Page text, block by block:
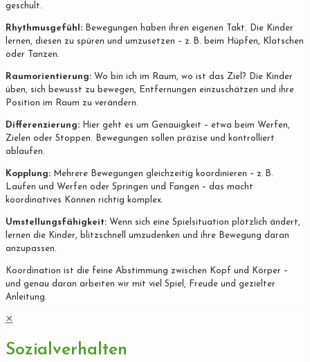
geschult.
Rhythmusgefühl: Bewegungen haben ihren eigenen Takt. Die Kinder
lernen, diesen zu spüren und umzusetzen – z. B. beim Hüpfen, Klatschen
oder Tanzen.
Raumorientierung: Wo bin ich im Raum, wo ist das Ziel? Die Kinder
üben, sich bewusst zu bewegen, Entfernungen einzuschätzen und ihre
Position im Raum zu verändern.
Differenzierung: Hier geht es um Genauigkeit – etwa beim Werfen,
Zielen oder Stoppen. Bewegungen sollen präzise und kontrolliert
ablaufen.
Kopplung: Mehrere Bewegungen gleichzeitig koordinieren – z. B.
Laufen und Werfen oder Springen und Fangen – das macht
koordinatives Können richtig komplex.
Umstellungsfähigkeit: Wenn sich eine Spielsituation plötzlich ändert,
lernen die Kinder, blitzschnell umzudenken und ihre Bewegung daran
anzupassen.
Koordination ist die feine Abstimmung zwischen Kopf und Körper –
und genau daran arbeiten wir mit viel Spiel, Freude und gezielter
Anleitung.
✕
Sozialverhalten